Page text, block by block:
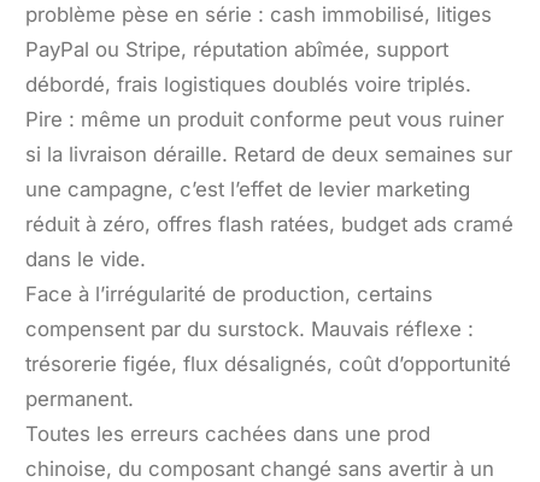
problème pèse en série : cash immobilisé, litiges
PayPal ou Stripe, réputation abîmée, support
débordé, frais logistiques doublés voire triplés.
Pire : même un produit conforme peut vous ruiner
si la livraison déraille. Retard de deux semaines sur
une campagne, c’est l’effet de levier marketing
réduit à zéro, offres flash ratées, budget ads cramé
dans le vide.
Face à l’irrégularité de production, certains
compensent par du surstock. Mauvais réflexe :
trésorerie figée, flux désalignés, coût d’opportunité
permanent.
Toutes les erreurs cachées dans une prod
chinoise, du composant changé sans avertir à un